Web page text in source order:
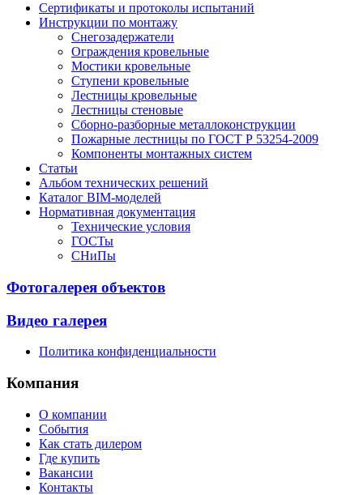
Сертификаты и протоколы испытаний
Инструкции по монтажу
Снегозадержатели
Ограждения кровельные
Мостики кровельные
Ступени кровельные
Лестницы кровельные
Лестницы стеновые
Сборно-разборные металлоконструкции
Пожарные лестницы по ГОСТ Р 53254-2009
Компоненты монтажных систем
Статьи
Альбом технических решений
Каталог BIM-моделей
Нормативная документация
Технические условия
ГОСТы
СНиПы
Фотогалерея объектов
Видео галерея
Политика конфиденциальности
Компания
О компании
События
Как стать дилером
Где купить
Вакансии
Контакты